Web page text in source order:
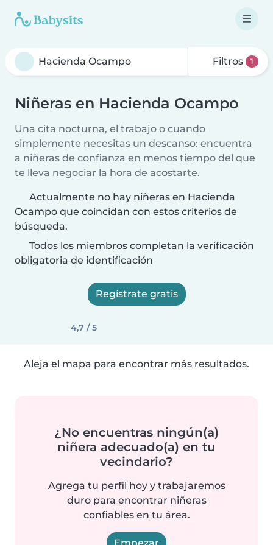
Filtros 1
Niñeras en Hacienda Ocampo
Una cita nocturna, el trabajo o cuando
simplemente necesitas un descanso: encuentra
a niñeras de confianza en menos tiempo del que
te lleva negociar la hora de acostarte.
Actualmente no hay niñeras en Hacienda
Ocampo que coincidan con estos criterios de
búsqueda.
Todos los miembros completan la verificación
obligatoria de identificación
Regístrate gratis
4,7 / 5
Aleja el mapa para encontrar más resultados.
¿No encuentras ningún(a)
niñera adecuado(a) en tu
vecindario?
Agrega tu perfil hoy y trabajaremos
duro para encontrar niñeras
confiables en tu área.